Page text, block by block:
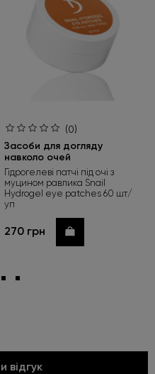
(0)
Засоби для догляду
навколо очей
Гідрогелеві патчі під очі з
муцином равлика Snail
Hydrogel eye patches 60 шт/
уп
270 грн Купити
відгук